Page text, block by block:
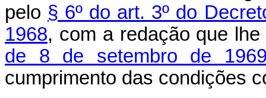
pelo § 6º do art. 3º do
1968, com a redação que
de 8 de setembro de
cumprimento das condições